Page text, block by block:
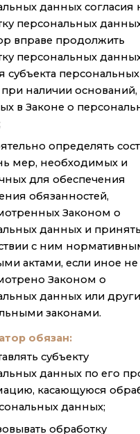
данных согласия
персональных
вправе продолжить
персональных
субъекта персональных
наличии оснований,
в Законе о
определять
мер, необходимых и
для обеспечения
обязанностей,
Законом о
данных и
с ним
актами, если иное не
Законом о
данных или
законами.
обязан:
субъекту
данных по его
касающуюся
данных;
обработку